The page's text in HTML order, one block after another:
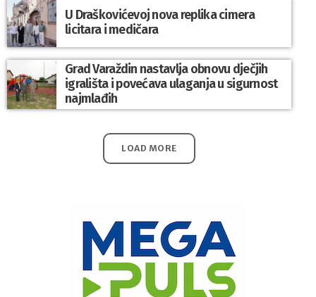
U Draškovićevoj nova replika cimera
licitara i medičara
Grad Varaždin nastavlja obnovu dječjih
igrališta i povećava ulaganja u sigurnost
najmlađih
LOAD MORE